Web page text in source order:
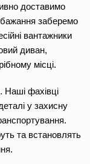
доставимо
заберемо
вантажники
диван,
місці.
Наші фахівці
у захисну
та встановлять